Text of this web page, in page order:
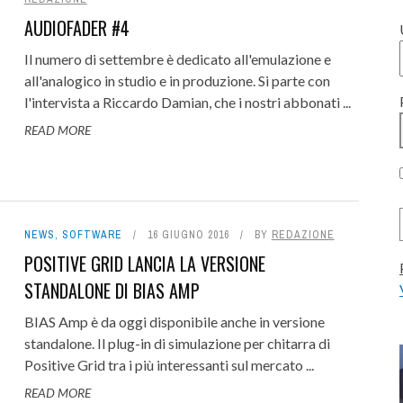
LOGIC NOMINA ALGAM
ITALIANO PER LE
21 LUGLIO 2026 0
MUSIK HACK HYFI, C'È UN
15 LUGLIO 2026
BAX500, IL MIGLIOR
PER API 500? REVIEW
ACUSTICA AUDIO SALT 2: GLI
24 LUGLIO 2026
PROTEIN: L'EVOLUZIONE
WAVETABLE - REVIEW
NEUMANN VIS: IL MIX
FUNZIONA: IL
FOCUSRITE PRO
12 LUGLIO 2026 0
JEX SAGRISTANO E
INTERVISTA
6 LUGLIO 2026
1, IL SYNTH, GRATUITO,
POLIFONICA
- FREEWARE
3 LUGLIO 2026 0
QFX COLOR: UN CLASSICO FILTRO
AUDIOFADER #4
Il numero di settembre è dedicato all'emulazione e
all'analogico in studio e in produzione. Si parte con
l'intervista a Riccardo Damian, che i nostri abbonati ...
READ MORE
NEWS, SOFTWARE 16 GIUGNO 2016 BY REDAZIONE
POSITIVE GRID LANCIA LA VERSIONE
STANDALONE DI BIAS AMP
BIAS Amp è da oggi disponibile anche in versione
standalone. Il plug-in di simulazione per chitarra di
Positive Grid tra i più interessanti sul mercato ...
READ MORE